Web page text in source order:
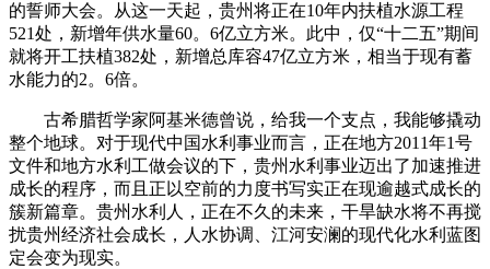
的誓师大会。从这一天起，贵州将正在10年内扶植水源工程
521处，新增年供水量60。6亿立方米。此中，仅“十二五”期间
就将开工扶植382处，新增总库容47亿立方米，相当于现有蓄
水能力的2。6倍。
古希腊哲学家阿基米德曾说，给我一个支点，我能够撬动
整个地球。对于现代中国水利事业而言，正在地方2011年1号
文件和地方水利工做会议的下，贵州水利事业迈出了加速推进
成长的程序，而且正以空前的力度书写实正在现逾越式成长的
簇新篇章。贵州水利人，正在不久的未来，干旱缺水将不再搅
扰贵州经济社会成长，人水协调、江河安澜的现代化水利蓝图
定会变为现实。